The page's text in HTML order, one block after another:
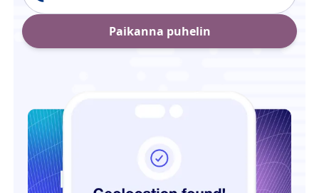
Paikanna puhelin